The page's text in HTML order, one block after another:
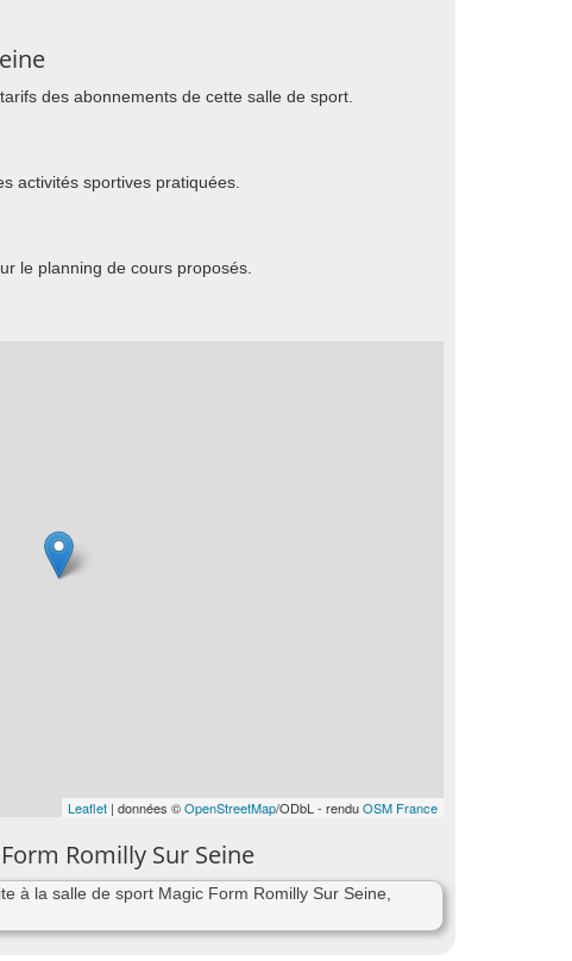
des abonnements de cette salle de sport.
activités sportives pratiquées.
le planning de cours proposés.
Leaflet | données ©OpenStreetMap/ODbL - renduOSM France
Romilly Sur Seine
à la salle de sport Magic Form Romilly Sur Seine,